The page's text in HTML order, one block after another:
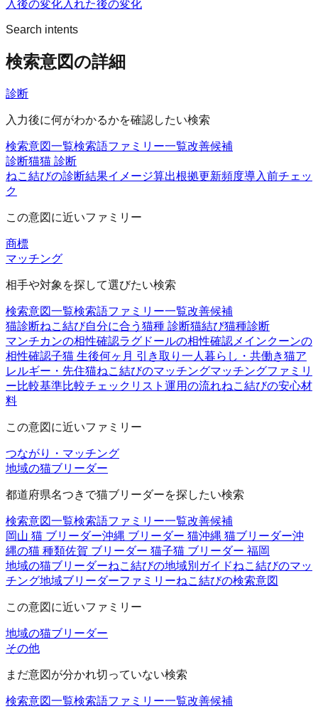
入後の変化入れた後の変化
Search intents
検索意図の詳細
診断
入力後に何がわかるかを確認したい検索
検索意図一覧検索語ファミリー一覧改善候補
診断猫猫 診断
ねこ結びの診断結果イメージ算出根拠更新頻度導入前チェッ
ク
この意図に近いファミリー
商標
マッチング
相手や対象を探して選びたい検索
検索意図一覧検索語ファミリー一覧改善候補
猫診断ねこ結び自分に合う猫種 診断猫結び猫種診断
マンチカンの相性確認ラグドールの相性確認メインクーンの
相性確認子猫 生後何ヶ月 引き取り 一人暮らし・共働き猫ア
レルギー・先住猫ねこ結びのマッチングマッチングファミリ
ー比較基準比較チェックリスト 運用の流れねこ結びの安心材
料
この意図に近いファミリー
つながり・マッチング
地域の猫ブリーダー
都道府県名つきで猫ブリーダーを探したい検索
検索意図一覧検索語ファミリー一覧改善候補
岡山 猫 ブリーダー沖縄 ブリーダー 猫沖縄 猫ブリーダー沖
縄の猫 種類佐賀 ブリーダー 猫子猫 ブリーダー 福岡
地域の猫ブリーダーねこ結びの地域別ガイドねこ結びのマッ
チング地域ブリーダーファミリーねこ結びの検索意図
この意図に近いファミリー
地域の猫ブリーダー
その他
まだ意図が分かれ切っていない検索
検索意図一覧検索語ファミリー一覧改善候補